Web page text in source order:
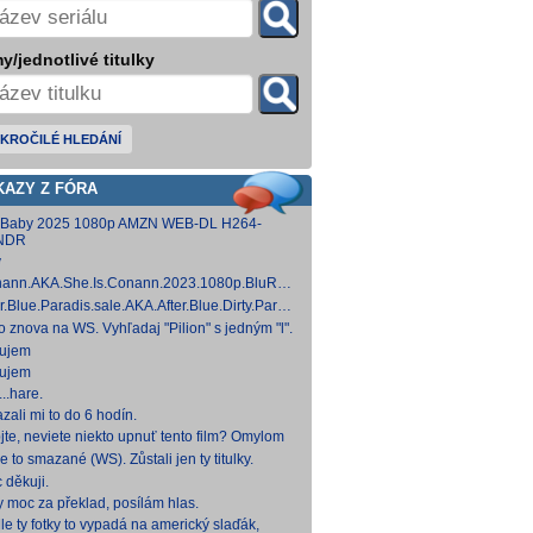
jednotlivé titulky
HLEDÁNÍ
Z FÓRA
2025 1080p AMZN WEB-DL H264-
[14,53 GB]
[15,19 GB]
znova na WS. Vyhľadaj "Pilion" s jedným "l".
mi to do 6 hodín.
neviete niekto upnuť tento film? Omylom
ho vymazal a neviem ho nikde nájsť. Robil
na
to smazané (WS). Zůstali jen ty titulky.
děkuji.
moc za překlad, posílám hlas.
ty fotky to vypadá na americký slaďák,